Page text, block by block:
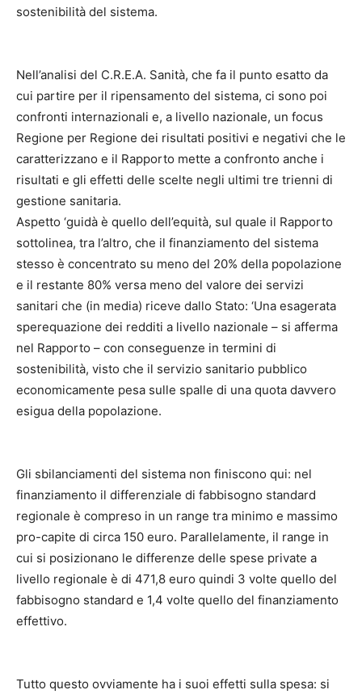
sostenibilità del sistema.
Nell’analisi del C.R.E.A. Sanità, che fa il punto esatto da
cui partire per il ripensamento del sistema, ci sono poi
confronti internazionali e, a livello nazionale, un focus
Regione per Regione dei risultati positivi e negativi che le
caratterizzano e il Rapporto mette a confronto anche i
risultati e gli effetti delle scelte negli ultimi tre trienni di
gestione sanitaria.
Aspetto ‘guidà è quello dell’equità, sul quale il Rapporto
sottolinea, tra l’altro, che il finanziamento del sistema
stesso è concentrato su meno del 20% della popolazione
e il restante 80% versa meno del valore dei servizi
sanitari che (in media) riceve dallo Stato: ‘Una esagerata
sperequazione dei redditi a livello nazionale – si afferma
nel Rapporto – con conseguenze in termini di
sostenibilità, visto che il servizio sanitario pubblico
economicamente pesa sulle spalle di una quota davvero
esigua della popolazione.
Gli sbilanciamenti del sistema non finiscono qui: nel
finanziamento il differenziale di fabbisogno standard
regionale è compreso in un range tra minimo e massimo
pro-capite di circa 150 euro. Parallelamente, il range in
cui si posizionano le differenze delle spese private a
livello regionale è di 471,8 euro quindi 3 volte quello del
fabbisogno standard e 1,4 volte quello del finanziamento
effettivo.
Tutto questo ovviamente ha i suoi effetti sulla spesa: si